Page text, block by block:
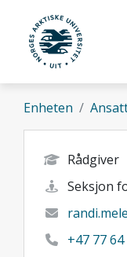
Gå til hovedinnhold
UiT Norges
Enheten
Rådgiver
Seksjon
+47 77 64